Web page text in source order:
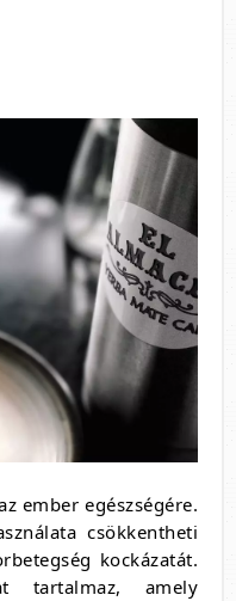
ember egészségére.
csökkentheti
kockázatát.
tartalmaz, amely